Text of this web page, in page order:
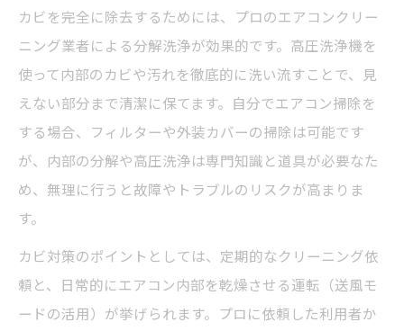
カビを完全に除去するためには、プロのエアコンクリー
ニング業者による分解洗浄が効果的です。高圧洗浄機を
使って内部のカビや汚れを徹底的に洗い流すことで、見
えない部分まで清潔に保てます。自分でエアコン掃除を
する場合、フィルターや外装カバーの掃除は可能です
が、内部の分解や高圧洗浄は専門知識と道具が必要なた
め、無理に行うと故障やトラブルのリスクが高まりま
す。
カビ対策のポイントとしては、定期的なクリーニング依
頼と、日常的にエアコン内部を乾燥させる運転（送風モ
ードの活用）が挙げられます。プロに依頼した利用者か